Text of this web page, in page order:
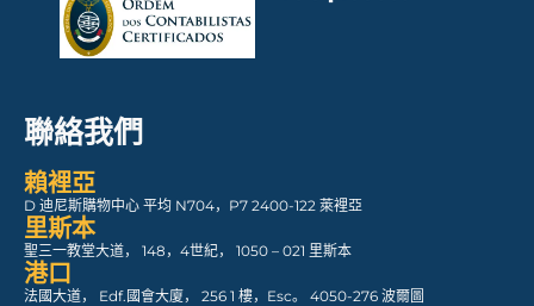
聯絡我們
賴裡亞
D 迪尼斯購物中心 平均 N704，P7 2400-122 萊裡亞
里斯本
聖三一教堂大道， 148，4世紀， 1050 – 021 里斯本
港口
法國大道， Edf.國會大廈， 256 1 樓，Esc。 4050-276 波爾圖